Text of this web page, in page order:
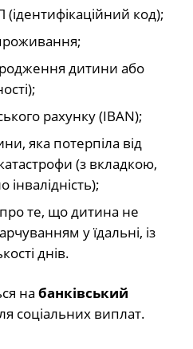
код);
дитини або
рахунку (IBAN);
яка потерпіла від
(з вкладкою,
те, що дитина не
у їдальні, із
днів.
на банківський
соціальних виплат.